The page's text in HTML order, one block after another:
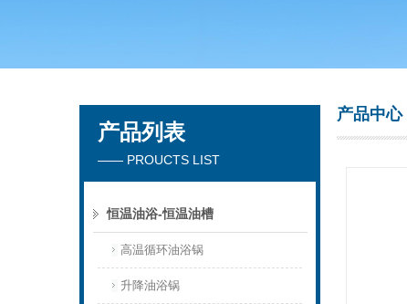
产品列表
—— PROUCTS LIST
恒温油浴-恒温油槽
高温循环油浴锅
升降油浴锅
产品中心